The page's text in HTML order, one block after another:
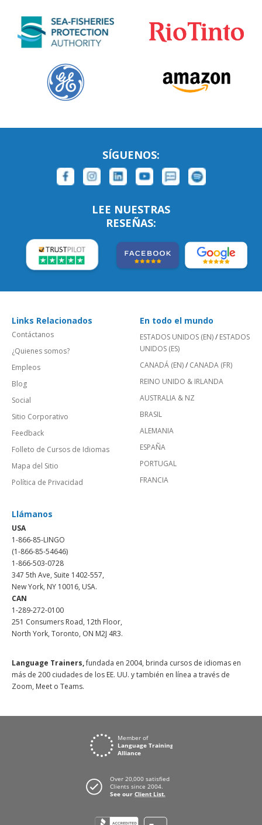
SÍGUENOS:
LEE NUESTRAS
RESEÑAS:
Links Relacionados
Contáctanos
¿Quienes somos?
Empleos
Blog
Social
Sitio Corporativo
Feedback
Folleto de Cursos de Idiomas
Mapa del Sitio
Política de Privacidad
En todo el mundo
ESTADOS UNIDOS (EN)/ ESTADOS
UNIDOS (ES)
CANADÁ (EN)/ CANADA (FR)
REINO UNIDO & IRLANDA
AUSTRALIA & NZ
BRASIL
ALEMANIA
ESPAÑA
PORTUGAL
FRANCIA
Llámanos
USA
1-866-85-LINGO
(1-866-85-54646)
1-866-503-0728
347 5th Ave, Suite 1402-557,
New York, NY 10016, USA.
CAN
1-289-272-0100
251 Consumers Road, 12th Floor,
North York, Toronto, ON M2J 4R3.
Language Trainers,fundada en 2004, brinda cursos de idiomas en
más de 200 ciudades de los EE. UU. y también en línea a través de
Zoom, Meet o Teams.